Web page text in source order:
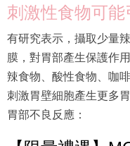
刺激性食物可
有研究表示，攝取少量
膜，對胃部產生保護作
辣食物、酸性食物、咖
刺激胃壁細胞產生更多
胃部不良反應：